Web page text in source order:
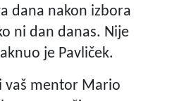
dana nakon izbora
ni dan danas. Nije
je Pavliček.
vaš mentor Mario